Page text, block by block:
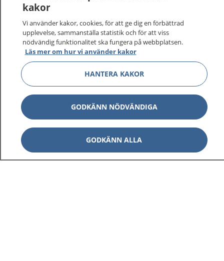
kakor
Vi använder kakor, cookies, för att ge dig en förbättrad
upplevelse, sammanställa statistik och för att viss
nödvändig funktionalitet ska fungera på webbplatsen.
Läs mer om hur vi använder kakor
HANTERA KAKOR
GODKÄNN NÖDVÄNDIGA
GODKÄNN ALLA